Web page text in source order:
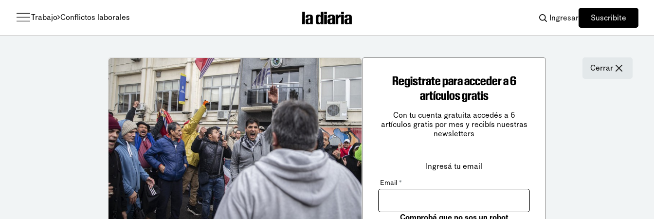
Trabajo Conflictos laborales Ingresar Suscribite
Cerrar
Registrate para acceder a 6
artículos gratis
Con tu cuenta gratuita accedés a 6
artículos gratis por mes y recibís nuestras
newsletters
Ingresá tu email
Email *